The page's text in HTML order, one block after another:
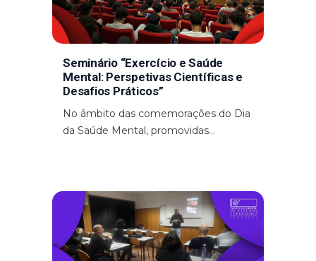
Seminário “Exercício e Saúde
Mental: Perspetivas Científicas e
Desafios Práticos”
No âmbito das comemorações do Dia
da Saúde Mental, promovidas...